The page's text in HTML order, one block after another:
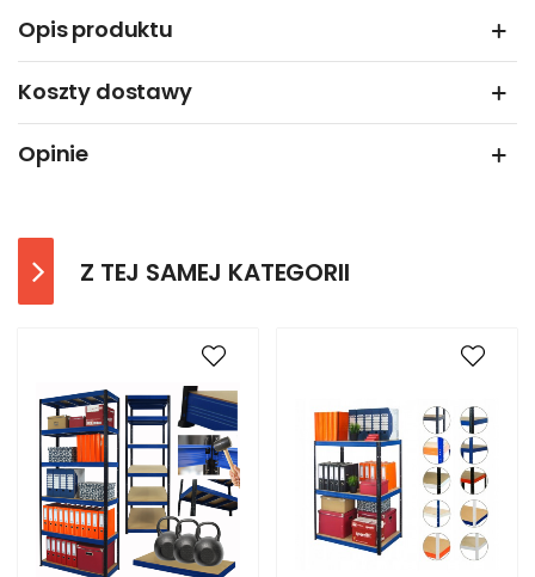
Opis produktu
Koszty dostawy
Opinie
Z TEJ SAMEJ KATEGORII